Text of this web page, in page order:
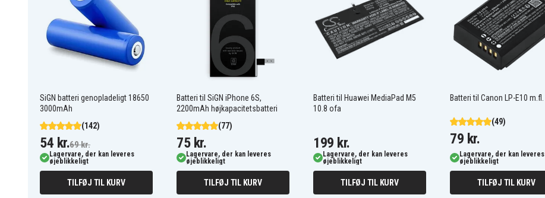
Canon EOS M5
Canon EOS M6
Canon EOS R50
Canon EOS Rebel T6i
Canon EOS Rebel T6s
Saramonic VmicLInk5 TX
bodypack transmitters Saramonic VmicLink5 RX+ Saramonic VmicLink5
Saramonic VmicLink5 TX
Saramonic VmicLink5 Saramonic VmicLink5-RX
Saramonic VmicLink5-RX
SiGN batteri genopladeligt 18650
3000mAh
(142)
54 kr.69 kr.
Lagervare, der kan leveres
øjeblikkeligt
TILFØJ TIL KURV
Batteri til SiGN iPhone 6S,
2200mAh højkapacitetsbatteri
(77)
75 kr.
Lagervare, der kan leveres
øjeblikkeligt
TILFØJ TIL KURV
Batteri til Huawei MediaPad M5
10.8 ofa
199 kr.
Lagervare, der kan leveres
øjeblikkeligt
TILFØJ TIL KURV
Batteri til Canon LP-E10 m.fl.
(49)
79 kr.
Lagervare, der kan leveres
øjeblikkeligt
TILFØJ TIL KURV